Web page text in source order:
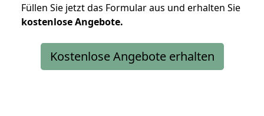
Füllen Sie jetzt das Formular aus und erhalten Sie
kostenloseAngebote.
Kostenlose Angebote erhalten